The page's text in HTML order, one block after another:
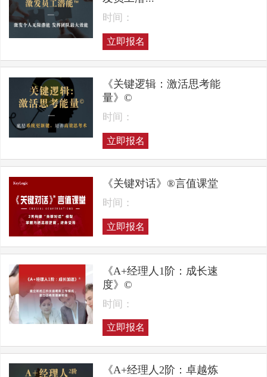
时间：
立即报名
《关键逻辑：激活思考能
量》©
时间：
立即报名
《关键对话》®言值课堂
时间：
立即报名
《A+经理人1阶：成长速
度》©
时间：
立即报名
《A+经理人2阶：卓越炼